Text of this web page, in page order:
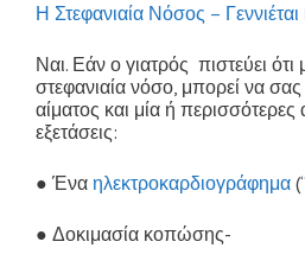
Η Στεφανιαία Νόσος – Γεννιέται
Ναι. Εάν ο γιατρός πιστεύει ότι
στεφανιαία νόσο, μπορεί να σας
αίματος και μία ή
εξετάσεις:
● Ένα ηλεκτροκαρδιογράφημα
● Δοκιμασία κοπώσης-